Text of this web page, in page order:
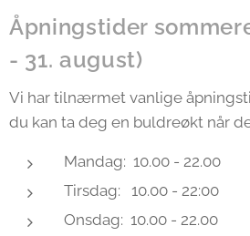
Åpningstider
- 31. august)
Vi har tilnærmet vanlige
du kan ta deg en buldreøkt når
Mandag: 10.00 - 22.00
Tirsdag: 10.00 - 22:00
Onsdag: 10.00 - 22.00